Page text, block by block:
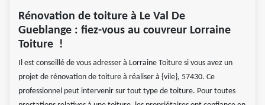
Rénovation de toiture à Le Val De
Gueblange : fiez-vous au couvreur Lorraine
Toiture !
Il est conseillé de vous adresser à Lorraine Toiture si vous avez un
projet de rénovation de toiture à réaliser à {vile}, 57430. Ce
professionnel peut intervenir sur tout type de toiture. Pour toutes